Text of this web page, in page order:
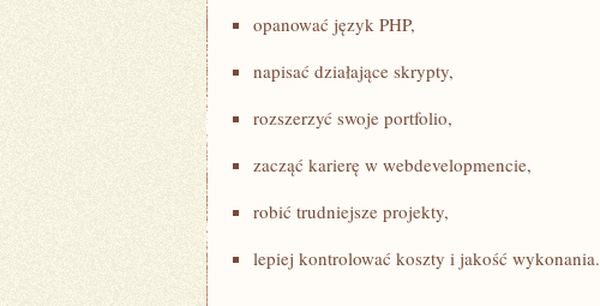
opanować język PHP,
napisać działające skrypty,
rozszerzyć swoje portfolio,
zacząć karierę w webdevelopmencie,
robić trudniejsze projekty,
lepiej kontrolować koszty i jakość wykonania.